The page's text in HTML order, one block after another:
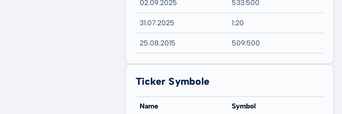
02.09.2025 533:500
31.07.2025 1:20
25.08.2015 509:500
Ticker Symbole
Name Symbol